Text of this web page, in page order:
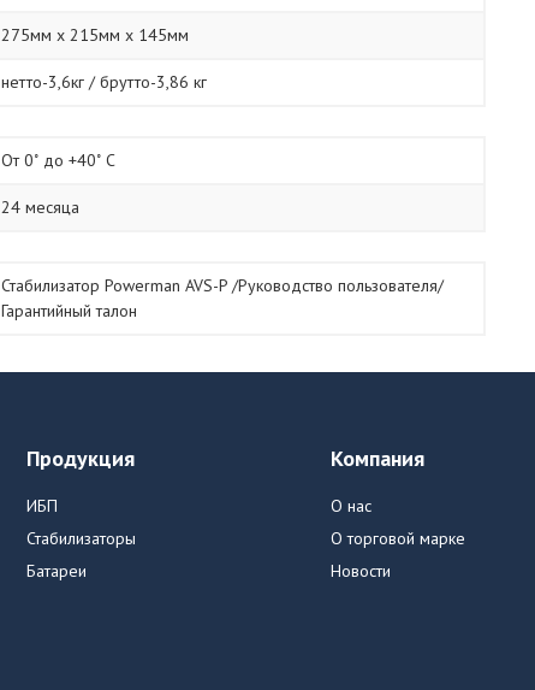
275мм х 215мм х 145мм
нетто-3,6кг / брутто-3,86 кг
От 0˚ до +40˚ С
24 месяца
Стабилизатор Powerman AVS-P /Руководство пользователя/
Гарантийный талон
Продукция
ИБП
Стабилизаторы
Батареи
Компания
О нас
О торговой марке
Новости